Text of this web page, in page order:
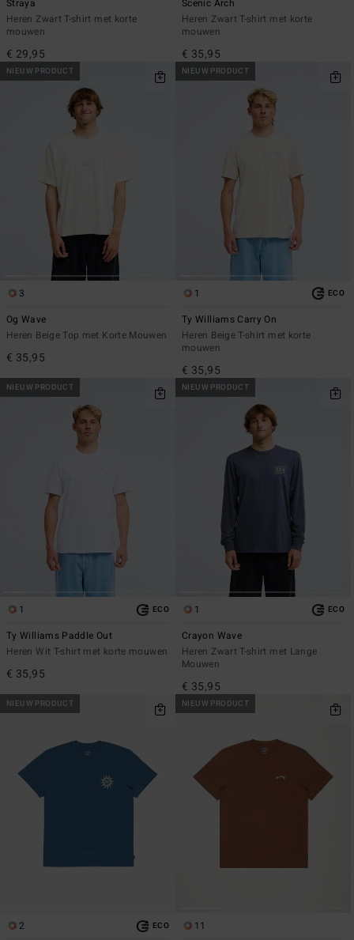
Straya
Heren Zwart T-shirt met korte
mouwen
€ 29,95
Scenic Arch
Heren Zwart T-shirt met korte
mouwen
€ 35,95
NIEUW PRODUCT
3
Og Wave
Heren Beige Top met Korte Mouwen
€ 35,95
NIEUW PRODUCT
1 ECO
Ty Williams Carry On
Heren Beige T-shirt met korte
mouwen
€ 35,95
NIEUW PRODUCT
1 ECO
Ty Williams Paddle Out
Heren Wit T-shirt met korte mouwen
€ 35,95
NIEUW PRODUCT
1 ECO
Crayon Wave
Heren Zwart T-shirt met Lange
Mouwen
€ 35,95
NIEUW PRODUCT
2 ECO
NIEUW PRODUCT
11